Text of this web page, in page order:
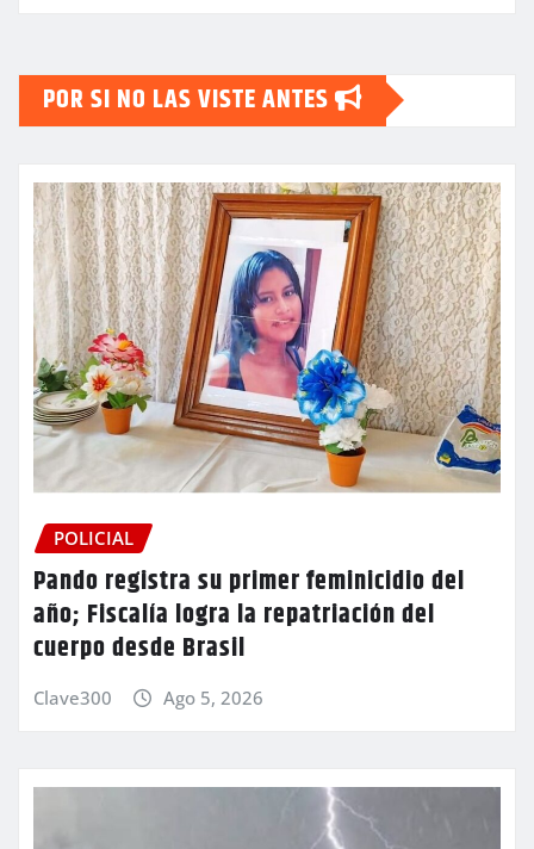
POR SI NO LAS VISTE ANTES
POLICIAL
Pando registra su primer feminicidio del
año; Fiscalía logra la repatriación del
cuerpo desde Brasil
Clave300 Ago 5, 2026